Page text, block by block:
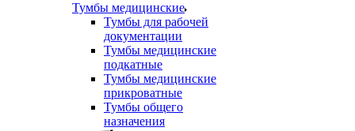
Тумбы медицинские
Тумбы для рабочей
документации
Тумбы медицинские
подкатные
Тумбы медицинские
прикроватные
Тумбы общего
назначения